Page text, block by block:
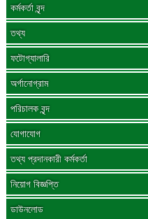
কর্মকর্তা বৃন্দ
তথ্য
ফটোগ্যালারি
অর্গানোগ্রাম
পরিচালক বৃন্দ
যোগাযোগ
তথ্য প্রদানকারী কর্মকর্তা
নিয়োগ বিজ্ঞপ্তি
ডাউনলোড